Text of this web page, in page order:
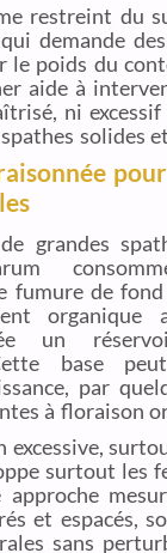
restreint du
demande
le poids du
aide à
ni
solides
grandes
fumure de
un
base
par
à floraison
surtout les
et espacés,
sans